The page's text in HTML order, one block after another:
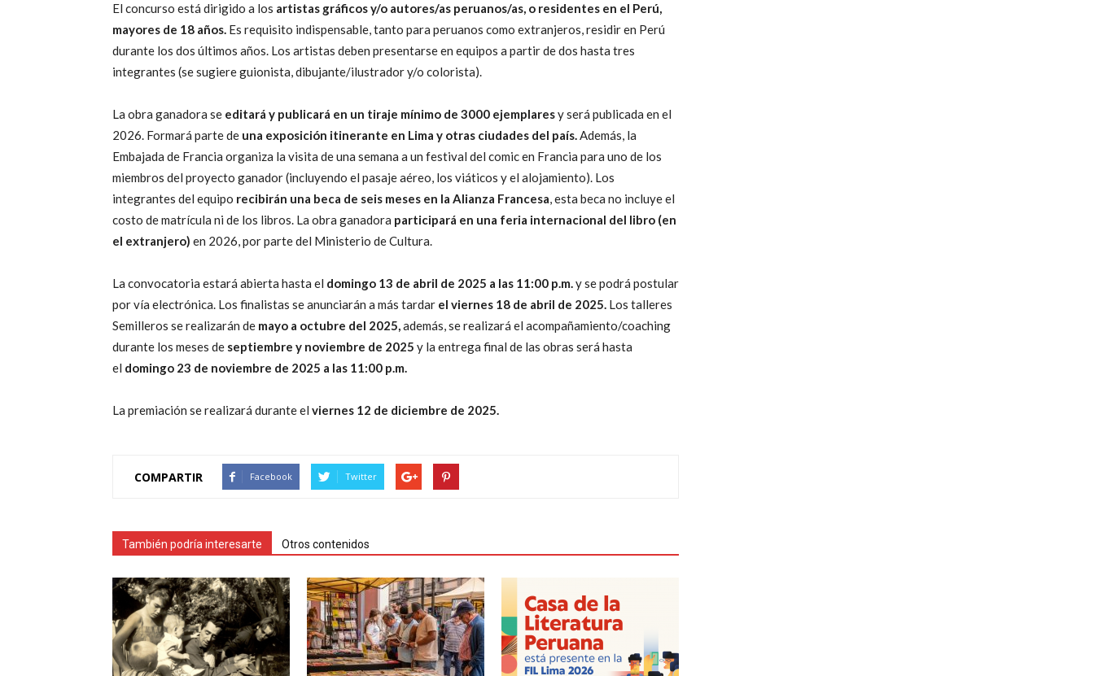
El concurso está dirigido a los artistas gráficos y/o autores/as peruanos/as, o residentes en el Perú,
mayores de 18 años. Es requisito indispensable, tanto para peruanos como extranjeros, residir en Perú
durante los dos últimos años. Los artistas deben presentarse en equipos a partir de dos hasta tres
integrantes (se sugiere guionista, dibujante/ilustrador y/o colorista).
La obra ganadora se editará y publicará en un tiraje mínimo de 3000 ejemplaresy será publicada en el
2026. Formará parte de una exposición itinerante en Lima y otras ciudades del país.Además, la
Embajada de Francia organiza la visita de una semana a un festival del comic en Francia para uno de los
miembros del proyecto ganador (incluyendo el pasaje aéreo, los viáticos y el alojamiento). Los
integrantes del equipo recibirán una beca de seis meses en la Alianza Francesa, esta beca no incluye el
costo de matrícula ni de los libros. La obra ganadora participará en una feria internacional del libro (en
el extranjero) en 2026, por parte del Ministerio de Cultura.
La convocatoria estará abierta hasta el domingo 13 de abril de 2025 a las 11:00 p.m.y se podrá postular
por vía electrónica. Los finalistas se anunciarán a más tardar el viernes 18 de abril de 2025. Los talleres
Semilleros se realizarán de mayo a octubre del 2025,además, se realizará el acompañamiento/coaching
durante los meses de septiembre y noviembre de 2025 y la entrega final de las obras será hasta
el domingo 23 de noviembre de 2025 a las 11:00 p.m.
La premiación se realizará durante el viernes 12 de diciembre de 2025.
COMPARTIR Facebook Twitter
También podría interesarte Otros contenidos